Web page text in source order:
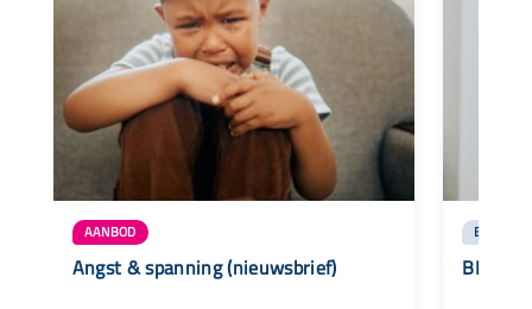
AANBOD
Angst & spanning (nieuwsbrief)
BLOG
BLOG